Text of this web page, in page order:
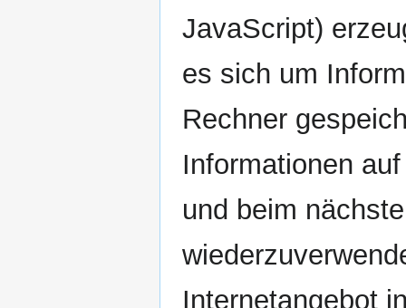
JavaScript)
es sich um
Rechner
Informationen
und beim
Internetangebot